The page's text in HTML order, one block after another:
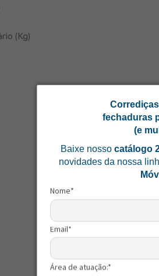
fechaduras
(e
Baixe nossocatálogo
novidades da nossa
Nome*
Email*
Área de atuação:*
(Kg)